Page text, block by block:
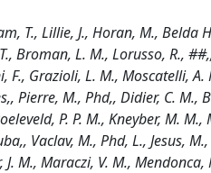
T., Lillie, J., Horan, M., Belda
Broman, L. M., Lorusso, R.,
Grazioli, L. M., Moscatelli,
Pierre, M., Phd,, Didier, C.
P. P. M., Kneyber, M.
Vaclav, M., Phd, L., Jesus,
M., Maraczi, V. M.,